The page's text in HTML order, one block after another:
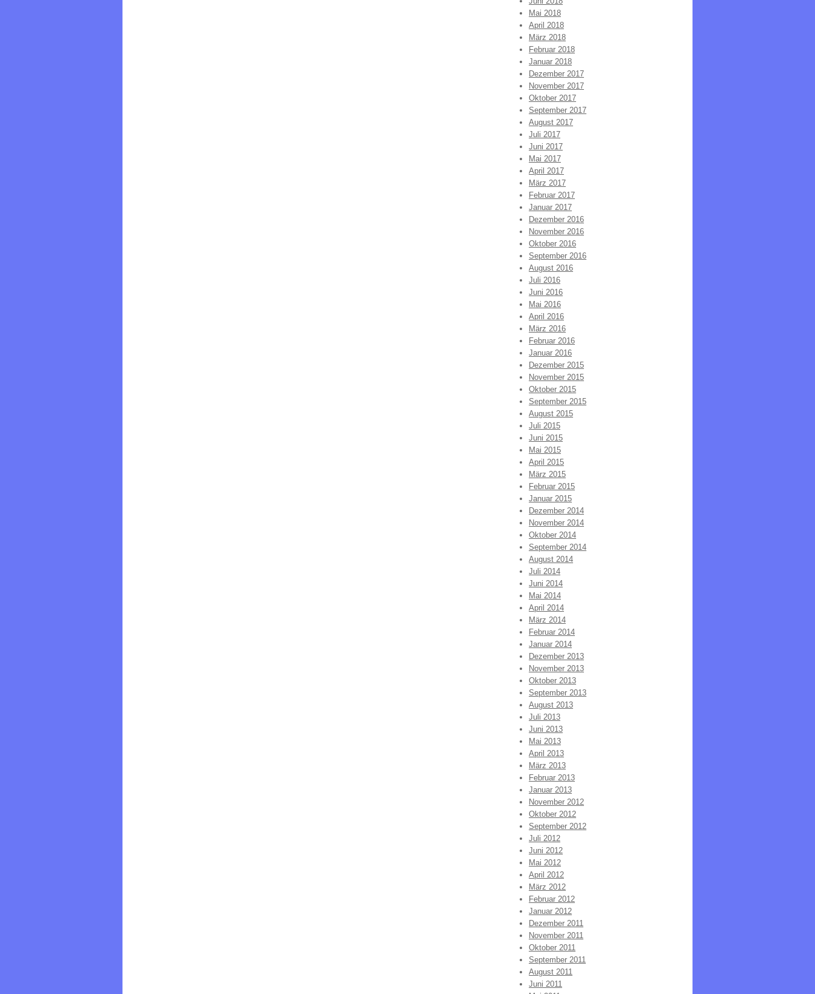
Mai 2018
April 2018
März 2018
Februar 2018
Januar 2018
Dezember 2017
November 2017
Oktober 2017
September 2017
August 2017
Juli 2017
Juni 2017
Mai 2017
April 2017
März 2017
Februar 2017
Januar 2017
Dezember 2016
November 2016
Oktober 2016
September 2016
August 2016
Juli 2016
Juni 2016
Mai 2016
April 2016
März 2016
Februar 2016
Januar 2016
Dezember 2015
November 2015
Oktober 2015
September 2015
August 2015
Juli 2015
Juni 2015
Mai 2015
April 2015
März 2015
Februar 2015
Januar 2015
Dezember 2014
November 2014
Oktober 2014
September 2014
August 2014
Juli 2014
Juni 2014
Mai 2014
April 2014
März 2014
Februar 2014
Januar 2014
Dezember 2013
November 2013
Oktober 2013
September 2013
August 2013
Juli 2013
Juni 2013
Mai 2013
April 2013
März 2013
Februar 2013
Januar 2013
November 2012
Oktober 2012
September 2012
Juli 2012
Juni 2012
Mai 2012
April 2012
März 2012
Februar 2012
Januar 2012
Dezember 2011
November 2011
Oktober 2011
September 2011
August 2011
Juni 2011